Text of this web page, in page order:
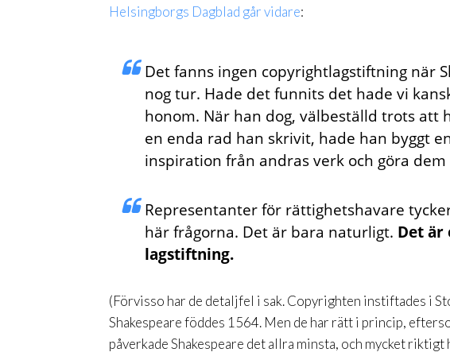
Helsingborgs Dagblad går vidare:
Det fanns ingen copyrightlagstiftning när
nog tur. Hade det funnits det hade vi
honom. När han dog, välbeställd trots att
en enda rad han skrivit, hade han byggt
inspiration från andras verk och göra
Representanter för rättighetshavare
här frågorna. Det är bara naturligt. Det är
lagstiftning.
(Förvisso har de detaljfel i sak. Copyrighten instiftades i
Shakespeare föddes 1564. Men de har rätt i princip,
påverkade Shakespeare det allra minsta, och mycket